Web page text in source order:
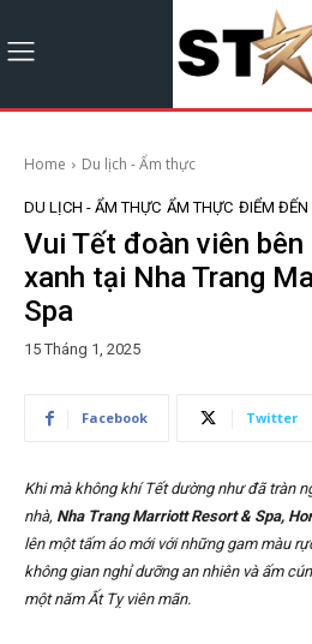
Home Du lịch - Ẩm thực
DU LỊCH - ẨM THỰC ẨM THỰC ĐIỂM ĐẾN
Vui Tết đoàn viên bên
xanh tại Nha Trang
Spa
15 Tháng 1, 2025
Facebook Twitter
Khi mà không khí Tết dường như đã tràn
nhà, Nha Trang Marriott Resort & Spa,
lên một tấm áo mới với những gam màu
không gian nghỉ dưỡng an nhiên và ấm
một năm Ất Tỵ viên mãn.